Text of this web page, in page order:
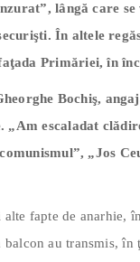
lângă care
În altele
Primăriei, în
Bochiş,
„Am escaladat
„Jos
fapte de anarhie,
au transmis, în